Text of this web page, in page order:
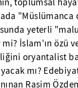
"Müslümanca
yeterli
mi? İslam'ın özü
oryantalist
mı?
Rasim